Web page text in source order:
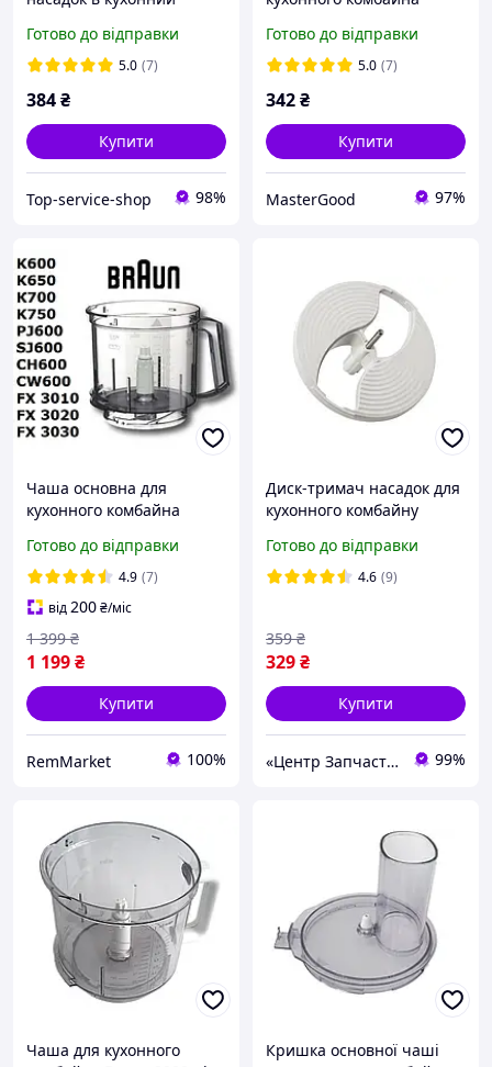
750 К 650 К 600
(BR67051145) Оригінал
Готово до відправки
5.0 (7)
384₴
Купити
Top-service-shop 98%
K700, FX3030 CombiMax
Готово до відправки
5.0 (7)
342₴
Купити
MasterGood 97%
Чаша основна для
кухонного комбайна
K600 K650 K750
MultiQuick 5 67051144
7322010204 AS00005622
Готово до відправки
4.9 (7)
від200₴/міс
1 199₴
1 399 ₴
Купити
RemMarket 100%
Диск-тримач насадок для
кухонного комбайну
Готово до відправки
4.6 (9)
329₴
359 ₴
Купити
«Центр Запчастин» 99%
Чаша для кухонного
Кришка основної чаші